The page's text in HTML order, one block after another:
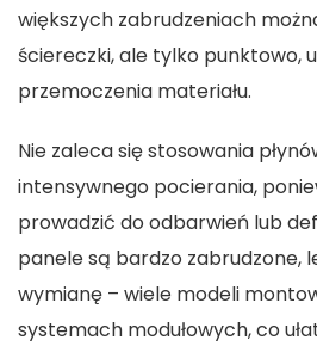
większych zabrudzeniach
ściereczki, ale tylko punktowo,
przemoczenia materiału.
Nie zaleca się stosowania
intensywnego pocierania,
prowadzić do odbarwień lub
panele są bardzo zabrudzone,
wymianę – wiele modeli
systemach modułowych, co